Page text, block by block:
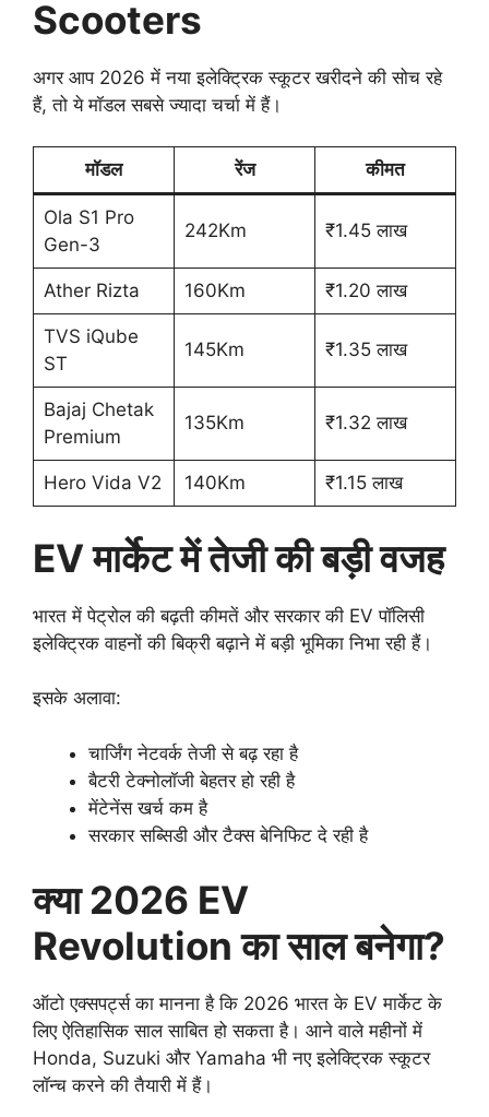
Scooters
अगर आप 2026 में नया इलेक्ट्रिक स्कूटर खरीदने की सोच रहे
हैं, तो ये मॉडल सबसे ज्यादा चर्चा में हैं।
मॉडल रेंज कीमत
Ola S1 Pro
Gen-3
242Km ₹1.45 लाख
Ather Rizta 160Km ₹1.20 लाख
TVS iQube
ST
145Km ₹1.35 लाख
Bajaj Chetak
Premium
135Km ₹1.32 लाख
Hero Vida V2 140Km ₹1.15 लाख
EV मार्केट में तेजी की बड़ी वजह
भारत में पेट्रोल की बढ़ती कीमतें और सरकार की EV पॉलिसी
इलेक्ट्रिक वाहनों की बिक्री बढ़ाने में बड़ी भूमिका निभा रही हैं।
इसके अलावा:
चार्जिंग नेटवर्क तेजी से बढ़ रहा है
बैटरी टेक्नोलॉजी बेहतर हो रही है
मेंटेनेंस खर्च कम है
सरकार सब्सिडी और टैक्स बेनिफिट दे रही है
क्या 2026 EV
Revolution का साल बनेगा?
ऑटो एक्सपर्ट्स का मानना है कि 2026 भारत के EV मार्केट के
लिए ऐतिहासिक साल साबित हो सकता है। आने वाले महीनों में
Honda, Suzuki और Yamaha भी नए इलेक्ट्रिक स्कूटर
लॉन्च करने की तैयारी में हैं।